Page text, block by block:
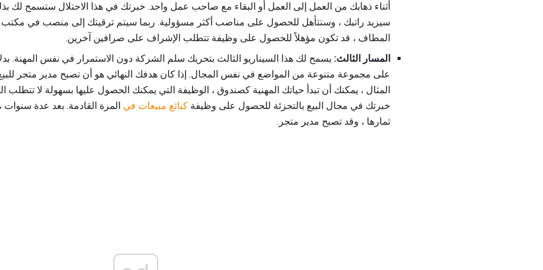
أثناء ذهابك من العمل إلى العمل أو البقاء مع صاحب عمل واحد. خبرتك في هذا الاحتلال ستسمح لك
سيزيد راتبك ، وستتأهل للحصول على مناصب أكثر مسؤولية. ربما سيتم ترقيتك إلى منصب في مكتب
المطاف ، قد تكون مؤهلاً للحصول على وظيفة تتطلب الإشراف على صرافين آخرين.
المسار الثالث: يسمح لك هذا السيناريو الثالث بتحريك سلم الشركة دون الاستمرار في نفس المهنة.
على مجموعة متنوعة من المواضع في نفس المجال. إذا كان هدفك النهائي هو أن تصبح مدير متجر
المثال ، يمكنك أن تبدأ حياتك المهنية كصندوق ، الوظيفة التي يمكنك الحصول عليها بسهولة لا
خبرتك في مجال البيع بالتجزئة للحصول على وظيفة كبائع مبيعات في المرة القادمة. بعد عدة
ثمارها ، وقد تصبح مدير متجر.